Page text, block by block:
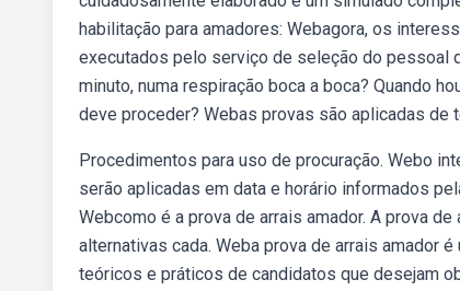
habilitação para amadores: Webagora, os
executados pelo serviço de seleção do pessoal
minuto, numa respiração boca a boca? Quando
deve proceder? Webas provas são aplicadas de
Procedimentos para uso de procuração. Webo
serão aplicadas em data e horário informados
Webcomo é a prova de arrais amador. A prova
alternativas cada. Weba prova de arrais amador
teóricos e práticos de candidatos que desejam